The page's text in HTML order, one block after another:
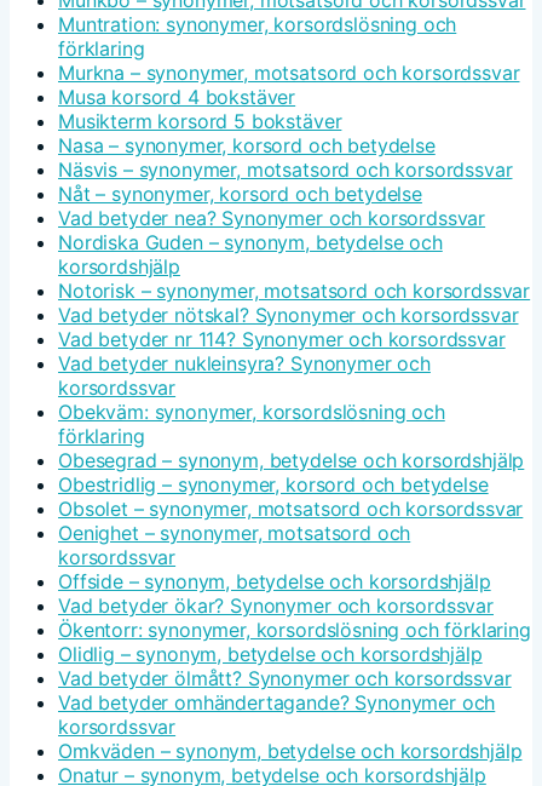
Muntration: synonymer, korsordslösning och
förklaring
Murkna – synonymer, motsatsord och korsordssvar
Musa korsord 4 bokstäver
Musikterm korsord 5 bokstäver
Nasa – synonymer, korsord och betydelse
Näsvis – synonymer, motsatsord och korsordssvar
Nåt – synonymer, korsord och betydelse
Vad betyder nea? Synonymer och korsordssvar
Nordiska Guden – synonym, betydelse och
korsordshjälp
Notorisk – synonymer, motsatsord och korsordssvar
Vad betyder nötskal? Synonymer och korsordssvar
Vad betyder nr 114? Synonymer och korsordssvar
Vad betyder nukleinsyra? Synonymer och
korsordssvar
Obekväm: synonymer, korsordslösning och
förklaring
Obesegrad – synonym, betydelse och korsordshjälp
Obestridlig – synonymer, korsord och betydelse
Obsolet – synonymer, motsatsord och korsordssvar
Oenighet – synonymer, motsatsord och
korsordssvar
Offside – synonym, betydelse och korsordshjälp
Vad betyder ökar? Synonymer och korsordssvar
Ökentorr: synonymer, korsordslösning och förklaring
Olidlig – synonym, betydelse och korsordshjälp
Vad betyder ölmått? Synonymer och korsordssvar
Vad betyder omhändertagande? Synonymer och
korsordssvar
Omkväden – synonym, betydelse och korsordshjälp
Onatur – synonym, betydelse och korsordshjälp